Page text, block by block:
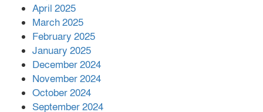
সহায়তা দিলেন সাচিং প্রু জেরী
April 2025
March 2025
February 2025
January 2025
December 2024
November 2024
October 2024
September 2024